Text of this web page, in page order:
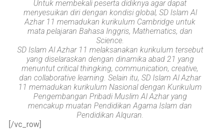
menjadi ladang
kebaikan🌱
aya #DiklatTakmir
#PemimpinMuda
#Berakhlak Mulia
#surabaya #sekolah
#sekolahdasar
#sekolahsurabaya
Untuk membekali peserta didiknya agar dapat
menyesuikan diri dengan kondisi global, SD Islam Al
Azhar 11 memadukan kurikulum Cambridge untuk
mata pelajaran Bahasa Inggris, Mathematics, dan
Science.
SD Islam Al Azhar 11 melaksanakan kurikulum tersebut
yang diselaraskan dengan dinamika abad 21 yang
menuntut critical thingking, communication, creative,
dan collaborative learning. Selain itu, SD Islam Al Azhar
11 memadukan kurikulum Nasional dengan Kurikulum
Pengembangan Pribadi Muslim Al Azhar yang
mencakup muatan Pendidikan Agama Islam dan
Pendidikan Alquran.
[/vc_row]